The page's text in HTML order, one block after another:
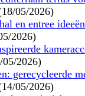
05/2026)
en entree
2026)
05/2026)
gerecycleerde
05/2026)